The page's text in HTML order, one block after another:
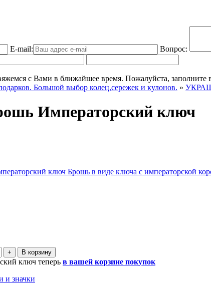
E-mail: Вопрос:
с Вами в ближайшее время. Пожалуйста, заполните
Большой выбор колец,сережек и кулонов. »
Императорский ключ
+
ключ теперь в вашей корзине покупок
и значки